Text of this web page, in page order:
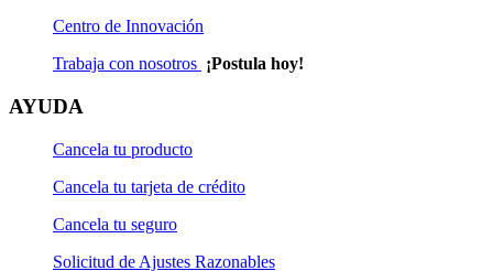
Centro de Innovación
Trabaja con nosotros ¡Postula hoy!
AYUDA
Cancela tu producto
Cancela tu tarjeta de crédito
Cancela tu seguro
Solicitud de Ajustes Razonables